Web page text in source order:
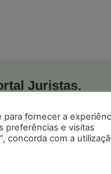
Juristas.
fornecer a
preferências e visitas
concorda com a